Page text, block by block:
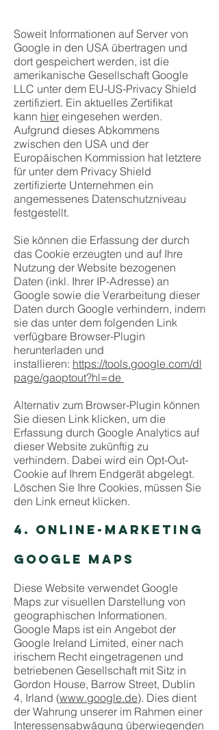
Soweit Informationen auf Server von
Google in den USA übertragen und
dort gespeichert werden, ist die
amerikanische Gesellschaft Google
LLC unter dem EU-US-Privacy Shield
zertifiziert. Ein aktuelles Zertifikat
kann hier eingesehen werden.
Aufgrund dieses Abkommens
zwischen den USA und der
Europäischen Kommission hat letztere
für unter dem Privacy Shield
zertifizierte Unternehmen ein
angemessenes Datenschutzniveau
festgestellt.
Sie können die Erfassung der durch
das Cookie erzeugten und auf Ihre
Nutzung der Website bezogenen
Daten (inkl. Ihrer IP-Adresse) an
Google sowie die Verarbeitung dieser
Daten durch Google verhindern, indem
sie das unter dem folgenden Link
verfügbare Browser-Plugin
herunterladen und
installieren: https://tools.google.com/dl
page/gaoptout?hl=de
Alternativ zum Browser-Plugin können
Sie diesen Link klicken, um die
Erfassung durch Google Analytics auf
dieser Website zukünftig zu
verhindern. Dabei wird ein Opt-Out-
Cookie auf Ihrem Endgerät abgelegt.
Löschen Sie Ihre Cookies, müssen Sie
den Link erneut klicken.
4. ONLINE-MARKETING
GOOGLE MAPS
Diese Website verwendet Google
Maps zur visuellen Darstellung von
geographischen Informationen.
Google Maps ist ein Angebot der
Google Ireland Limited, einer nach
irischem Recht eingetragenen und
betriebenen Gesellschaft mit Sitz in
Gordon House, Barrow Street, Dublin
4, Irland (www.google.de). Dies dient
der Wahrung unserer im Rahmen einer
Interessensabwägung überwiegenden